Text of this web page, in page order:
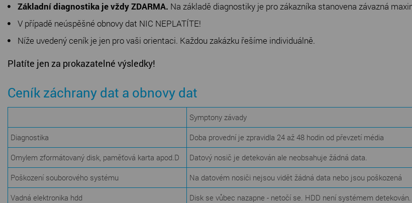
Základní diagnostika je vždy ZDARMA. Na základě diagnostiky je pro zákazníka stanovena závazná
V případě neúspěšné obnovy dat NIC NEPLATÍTE!
Níže uvedený ceník je jen pro vaši orientaci. Každou zakázku řešíme individuálně.
Platíte jen za prokazatelné výsledky!
Ceník záchrany dat a obnovy dat
Symptony závady
Diagnostika
Doba provední je zpravidla 24 až 48 hodin od převzetí média
Omylem zformátovaný disk, paměťová karta apod.D
Datový nosič je detekován ale neobsahuje žádná data.
Poškození souborového systému
Na datovém nosiči nejsou vidět žádná data nebo jsou poškozená
Vadná elektronika hdd
Disk se vůbec nazapne - netočí se. HDD není systémem detekován.